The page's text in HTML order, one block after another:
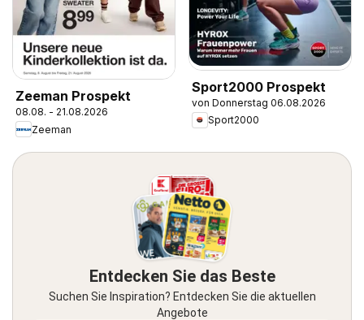
Zeeman Prospekt
08.08. - 21.08.2026
Zeeman
Sport2000 Prospekt
von Donnerstag 06.08.2026
Sport2000
Entdecken Sie das Beste
Suchen Sie Inspiration? Entdecken Sie die aktuellen
Angebote